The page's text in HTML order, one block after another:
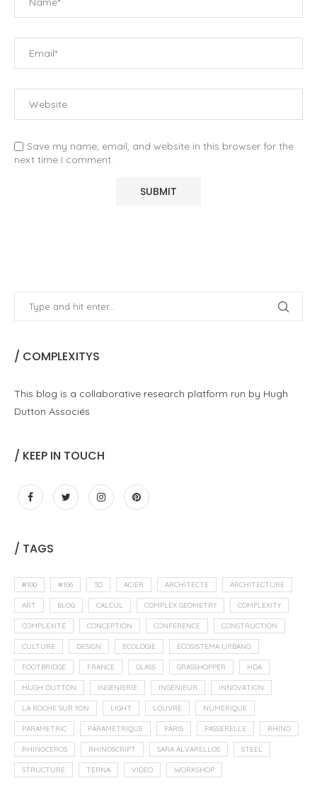
Save my name, email, and website in this browser for the
next time I comment.
/ COMPLEXITYS
This blog is a collaborative research platform run by Hugh
Dutton Associés
/ KEEP IN TOUCH
/ TAGS
#100 #106 3D ACIER ARCHITECTE ARCHITECTURE
ART BLOG CALCUL COMPLEX GEOMETRY COMPLEXITY
COMPLEXITÉ CONCEPTION CONFERENCE CONSTRUCTION
CULTURE DESIGN ECOLOGIE ECOSISTEMA URBANO
FOOTBRIDGE FRANCE GLASS GRASSHOPPER HDA
HUGH DUTTON INGENIERIE INGENIEUR INNOVATION
LA ROCHE SUR YON LIGHT LOUVRE NUMERIQUE
PARAMETRIC PARAMETRIQUE PARIS PASSERELLE RHINO
RHINOCEROS RHINOSCRIPT SARA ALVARELLOS STEEL
STRUCTURE TERNA VIDEO WORKSHOP